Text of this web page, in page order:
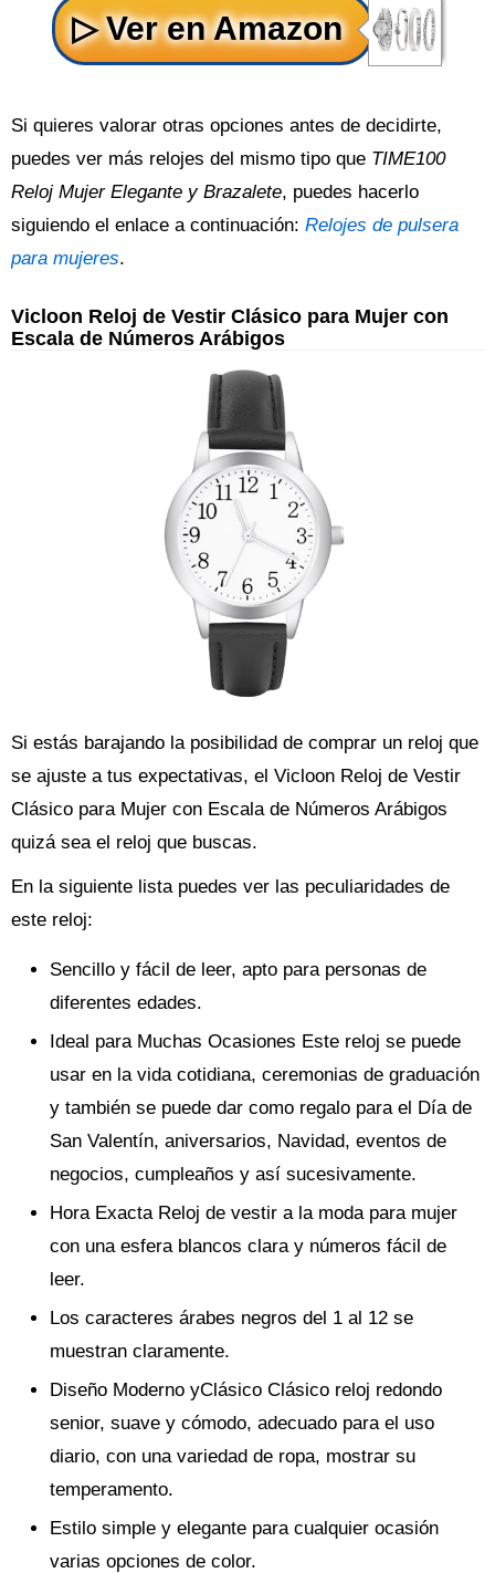
Si quieres valorar otras opciones antes de decidirte,
puedes ver más relojes del mismo tipo que TIME100
Reloj Mujer Elegante y Brazalete, puedes hacerlo
siguiendo el enlace a continuación: Relojes de pulsera
para mujeres.
Vicloon Reloj de Vestir Clásico para Mujer con
Escala de Números Arábigos
Si estás barajando la posibilidad de comprar un reloj que
se ajuste a tus expectativas, el Vicloon Reloj de Vestir
Clásico para Mujer con Escala de Números Arábigos
quizá sea el reloj que buscas.
En la siguiente lista puedes ver las peculiaridades de
este reloj:
Sencillo y fácil de leer, apto para personas de
diferentes edades.
Ideal para Muchas Ocasiones Este reloj se puede
usar en la vida cotidiana, ceremonias de graduación
y también se puede dar como regalo para el Día de
San Valentín, aniversarios, Navidad, eventos de
negocios, cumpleaños y así sucesivamente.
Hora Exacta Reloj de vestir a la moda para mujer
con una esfera blancos clara y números fácil de
leer.
Los caracteres árabes negros del 1 al 12 se
muestran claramente.
Diseño Moderno yClásico Clásico reloj redondo
senior, suave y cómodo, adecuado para el uso
diario, con una variedad de ropa, mostrar su
temperamento.
Estilo simple y elegante para cualquier ocasión
varias opciones de color.